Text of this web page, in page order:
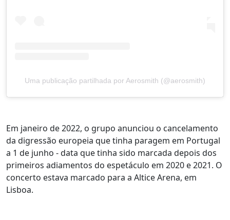
Uma publicação partilhada por Aerosmith (@aerosmith)
Em janeiro de 2022, o grupo anunciou o cancelamento
da digressão europeia que tinha paragem em Portugal
a 1 de junho - data que tinha sido marcada depois dos
primeiros adiamentos do espetáculo em 2020 e 2021. O
concerto estava marcado para a Altice Arena, em
Lisboa.